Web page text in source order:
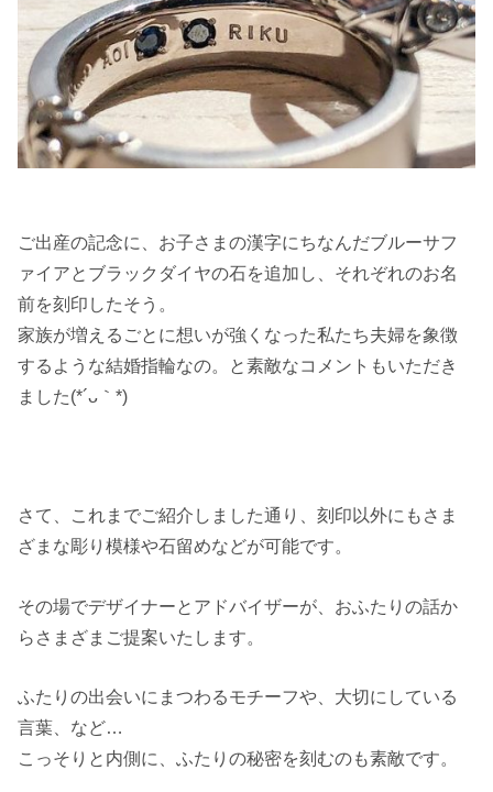
ご出産の記念に、お子さまの漢字にちなんだブルーサフ
ァイアとブラックダイヤの石を追加し、それぞれのお名
前を刻印したそう。
家族が増えるごとに想いが強くなった私たち夫婦を象徴
するような結婚指輪なの。と素敵なコメントもいただき
ました(*´ᴗ｀*)
さて、これまでご紹介しました通り、刻印以外にもさま
ざまな彫り模様や石留めなどが可能です。
その場でデザイナーとアドバイザーが、おふたりの話か
らさまざまご提案いたします。
ふたりの出会いにまつわるモチーフや、大切にしている
言葉、など…
こっそりと内側に、ふたりの秘密を刻むのも素敵です。